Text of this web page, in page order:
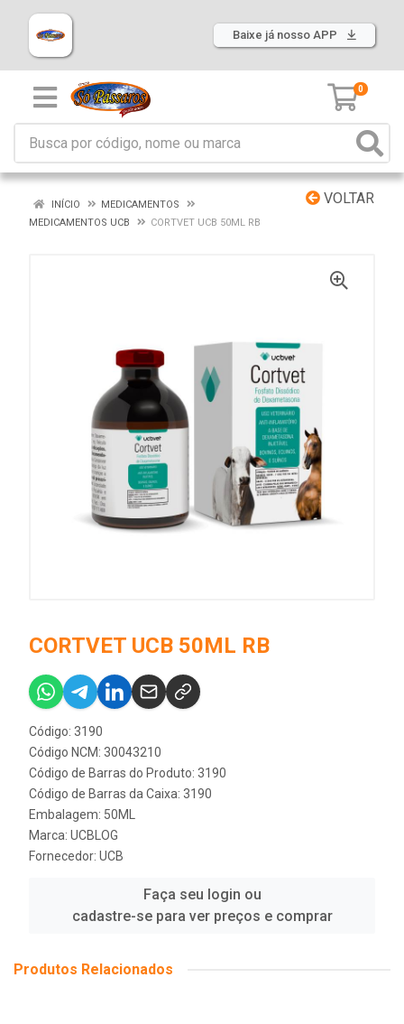
Baixe já nosso APP
0
VOLTAR
INÍCIO
MEDICAMENTOS
MEDICAMENTOS UCB
CORTVET UCB 50ML RB
CORTVET UCB 50ML RB
Código: 3190
Código NCM: 30043210
Código de Barras do Produto: 3190
Código de Barras da Caixa: 3190
Embalagem: 50ML
Marca: UCBLOG
Fornecedor: UCB
Faça seu login ou
cadastre-se para ver preços e comprar
Produtos Relacionados